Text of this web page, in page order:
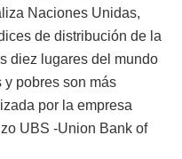
Naciones Unidas,
de distribución de la
diez lugares del mundo
pobres son más
por la empresa
UBS -Union Bank of